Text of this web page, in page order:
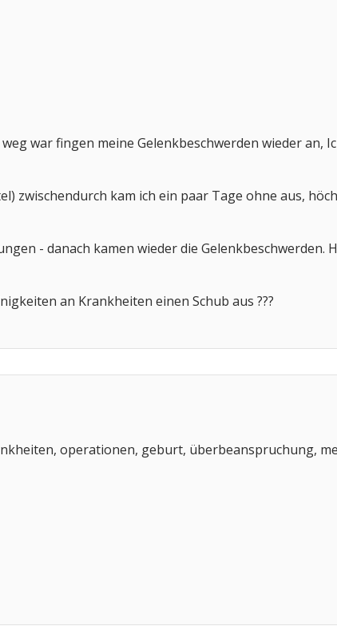
war fingen meine Gelenkbeschwerden wieder an,
zwischendurch kam ich ein paar Tage ohne aus,
- danach kamen wieder die Gelenkbeschwerden.
an Krankheiten einen Schub aus ???
operationen, geburt, überbeanspruchung,